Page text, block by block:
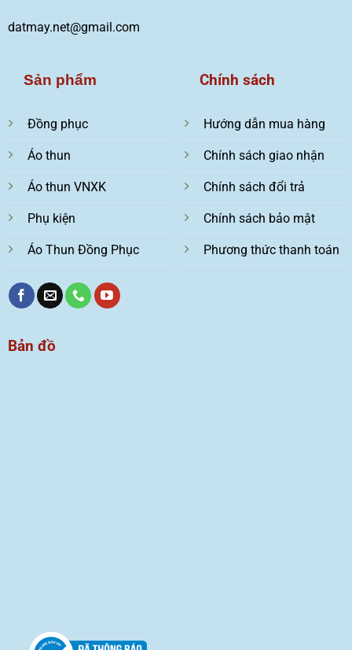
datmay.net@gmail.com
Sản phẩm
Đồng phục
Áo thun
Áo thun VNXK
Phụ kiện
Áo Thun Đồng Phục
Chính sách
Hướng dẫn mua hàng
Chính sách giao nhận
Chính sách đổi trả
Chính sách bảo mật
Phương thức thanh toán
Bản đồ